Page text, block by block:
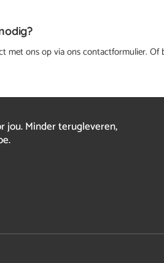
met ons op via ons contactformulier. Of
jou. Minder terugleveren,